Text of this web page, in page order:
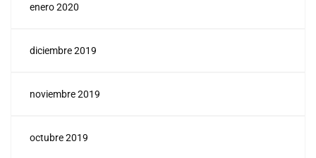
enero 2020
diciembre 2019
noviembre 2019
octubre 2019